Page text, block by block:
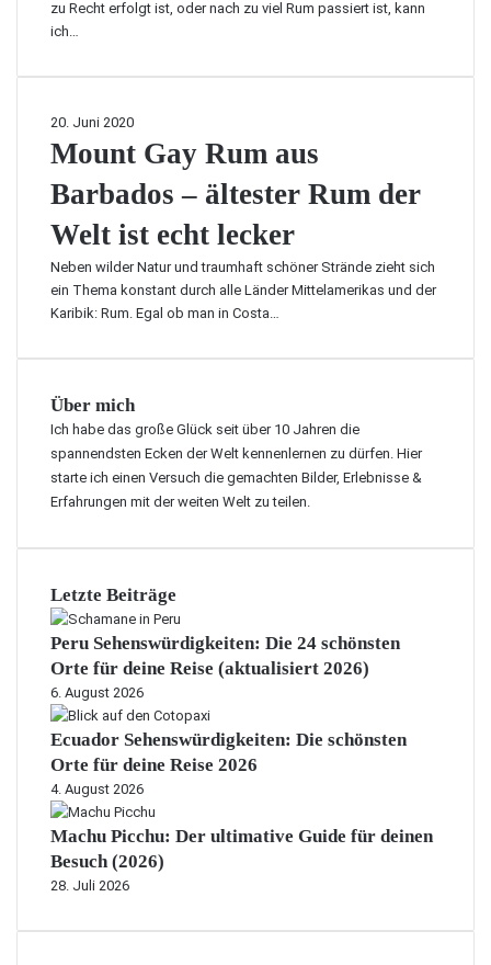
u
n
c
h
a
u
s
o
s
–
d
a
s
e
e
p
t
v
o
n
C
u
t
t
e
r
s
zu Recht erfolgt ist, oder nach zu viel Rum passiert ist, kann
ich…
M
o
u
n
G
a
y
R
u
s
s
–
ä
l
t
e
s
t
e
r
R
u
m
e
20. Juni 2020
Mount Gay Rum aus
Barbados – ältester Rum der
Welt ist echt lecker
Neben wilder Natur und traumhaft schöner Strände zieht sich
ein Thema konstant durch alle Länder Mittelamerikas und der
Karibik: Rum. Egal ob man in Costa…
Über mich
Ich habe das große Glück seit über 10 Jahren die
spannendsten Ecken der Welt kennenlernen zu dürfen. Hier
starte ich einen Versuch die gemachten Bilder, Erlebnisse &
Erfahrungen mit der weiten Welt zu teilen.
Letzte Beiträge
Peru Sehenswürdigkeiten: Die 24 schönsten
Orte für deine Reise (aktualisiert 2026)
6. August 2026
Ecuador Sehenswürdigkeiten: Die schönsten
Orte für deine Reise 2026
4. August 2026
Machu Picchu: Der ultimative Guide für deinen
Besuch (2026)
28. Juli 2026